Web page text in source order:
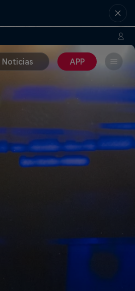
Noticias APP